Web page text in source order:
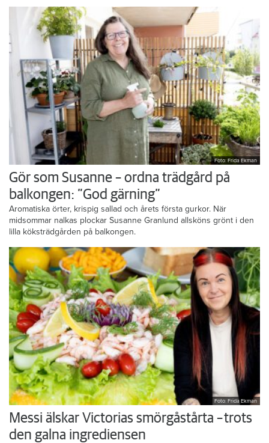
Foto: Frida Ekman
Gör som Susanne – ordna trädgård på
balkongen: ”God gärning”
Aromatiska örter, krispig sallad och årets första gurkor. När
midsommar nalkas plockar Susanne Granlund allsköns grönt i den
lilla köksträdgården på balkongen.
Foto: Frida Ekman
Messi älskar Victorias smörgåstårta – trots
den galna ingrediensen